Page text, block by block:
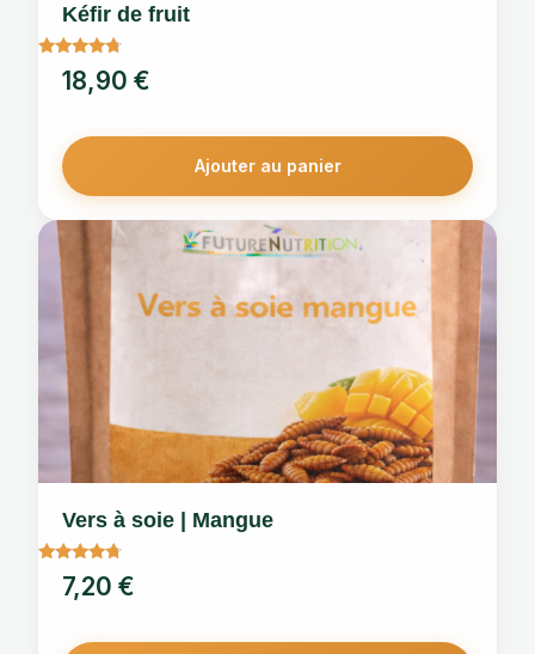
Kéfir de fruit
Note18,90 €
Ajouter au panier
Vers à soie | Mangue
Note
sur 5
7,20 €